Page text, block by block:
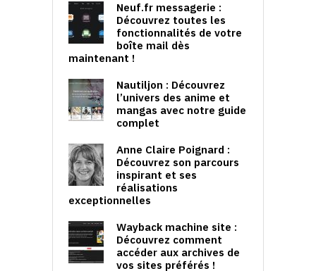
Neuf.fr messagerie :
Découvrez toutes les
fonctionnalités de votre
boîte mail dès
maintenant !
Nautiljon : Découvrez
l’univers des anime et
mangas avec notre guide
complet
Anne Claire Poignard :
Découvrez son parcours
inspirant et ses
réalisations
exceptionnelles
Wayback machine site :
Découvrez comment
accéder aux archives de
vos sites préférés !